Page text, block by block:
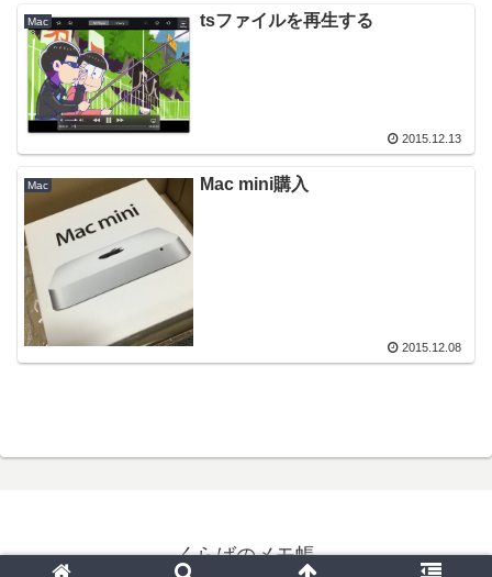
Mac tsファイルを再生する
2015.12.13
Mac Mac mini購入
2015.12.08
くらばのメモ帳